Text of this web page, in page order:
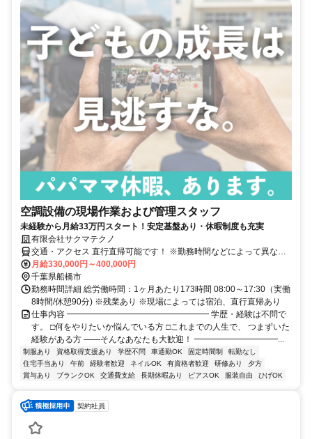
空調設備の現場作業および管理スタッフ
未経験から月給33万円スタート！安定基盤あり・休暇制度も充実
有限会社サクマテクノ
交通・アクセス 直行直帰可能です！ ※勤務時間などによって異なる
場合もございます。
月給330,000円～400,000円
千葉県船橋市
勤務時間詳細 総労働時間：1ヶ月あたり173時間 08:00～17:30（実働
8時間/休憩90分) ※残業あり ※現場によっては宿泊、直行直帰あり
仕事内容 ━━━━━━━━━━━━━━━━━ 学歴・経験は不問で
す。 □何をやりたいか悩んでいる方 □これまでの人生で、 つまずいた
経験がある方 ――そんなあなたも大歓迎！ ━━━━━━━━━━...
制服あり 資格取得支援あり 学歴不問 車通勤OK 固定時間制
転勤なし
住宅手当あり
午前 経験者歓迎 ネイルOK 有資格者歓迎 研修あり
夕方
賞与あり
ブランクOK 交通費支給 長期休暇あり ピアスOK 服装自由 ひげOK
契約社員